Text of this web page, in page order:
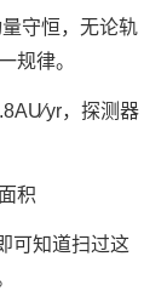
守恒，无论轨
规律。
，探测器
可知道扫过这